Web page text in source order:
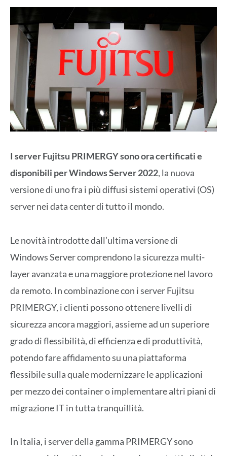
I server Fujitsu PRIMERGY sono ora certificati e
disponibili per Windows Server 2022, la nuova
versione di uno fra i più diffusi sistemi operativi (OS)
server nei data center di tutto il mondo.
Le novità introdotte dall’ultima versione di
Windows Server comprendono la sicurezza multi-
layer avanzata e una maggiore protezione nel lavoro
da remoto. In combinazione con i server Fujitsu
PRIMERGY, i clienti possono ottenere livelli di
sicurezza ancora maggiori, assieme ad un superiore
grado di flessibilità, di efficienza e di produttività,
potendo fare affidamento su una piattaforma
flessibile sulla quale modernizzare le applicazioni
per mezzo dei container o implementare altri piani di
migrazione IT in tutta tranquillità.
In Italia, i server della gamma PRIMERGY sono